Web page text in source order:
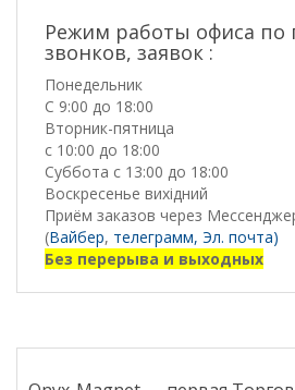
Режим работы офиса по
звонков, заявок :
Понедельник
С 9:00 до 18:00
Вторник-пятница
с 10:00 до 18:00
Суббота с 13:00 до 18:00
Воскресенье вихідний
Приём заказов через
(Вайбер, телеграмм, Эл. почта)
Без перерыва и выходных